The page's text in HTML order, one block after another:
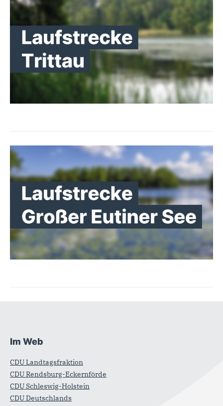
Fußbereich
Im Web
CDU Landtagsfraktion
CDU Rendsburg-Eckernförde
CDU Schleswig-Holstein
CDU Deutschlands